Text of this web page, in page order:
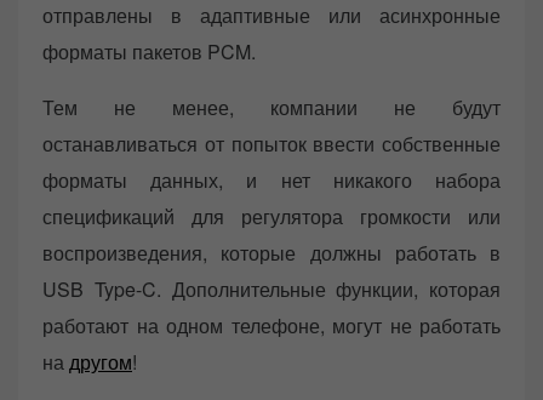
отправлены в адаптивные или асинхронные
форматы пакетов PCM.
Тем не менее, компании не будут
останавливаться от попыток ввести собственные
форматы данных, и нет никакого набора
спецификаций для регулятора громкости или
воспроизведения, которые должны работать в
USB Type-C. Дополнительные функции, которая
работают на одном телефоне, могут не работать
надругом!